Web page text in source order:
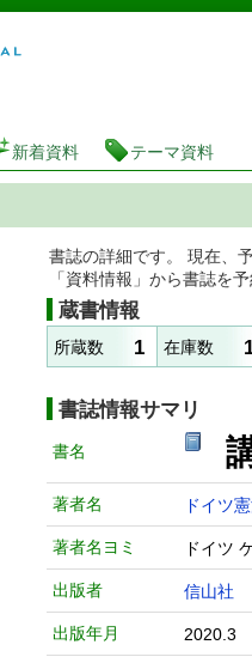
図書館 蔵書検索
新着資料 テーマ資料
書誌の詳細です。 現在、
「資料情報」から書誌を
蔵書情報
所蔵数 1 在庫数
書誌情報サマリ
書名
著者名 ドイツ
著者名ヨミ ドイツ
出版者 信山社
出版年月 2020.3